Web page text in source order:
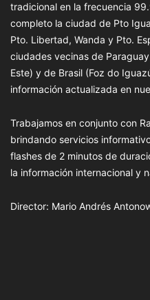
tradicional en la frecuencia
completo la ciudad de Pto
Pto. Libertad, Wanda y Pto.
ciudades vecinas de
Este) y de Brasil (Foz do
información actualizada en
Trabajamos en conjunto con
brindando servicios
flashes de 2 minutos de
la información internacional y
Director: Mario Andrés